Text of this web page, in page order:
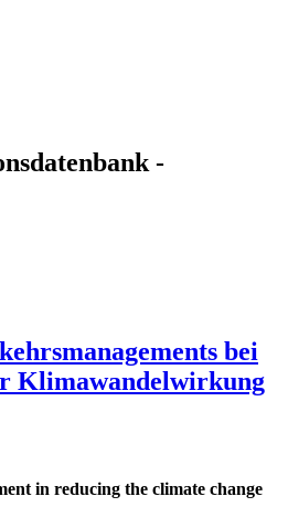
-
bei
Klimawandelwirkung
in reducing the climate change